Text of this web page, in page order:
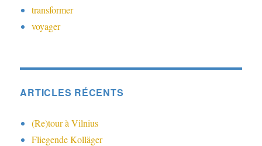
transformer
voyager
ARTICLES RÉCENTS
(Re)tour à Vilnius
Fliegende Kolläger